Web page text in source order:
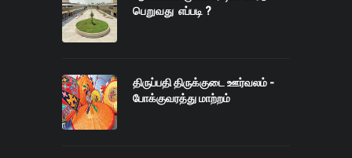
பெறுவது எப்படி ?
திருப்பதி திருக்குடை ஊர்வலம் -
போக்குவரத்து மாற்றம்